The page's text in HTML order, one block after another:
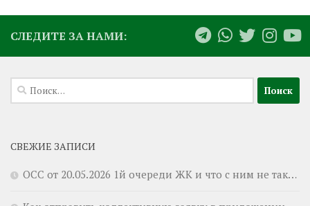
СЛЕДИТЕ ЗА НАМИ:
Найти:
СВЕЖИЕ ЗАПИСИ
ОСС от 20.05.2026 1й очереди ЖК и что с ним не так…